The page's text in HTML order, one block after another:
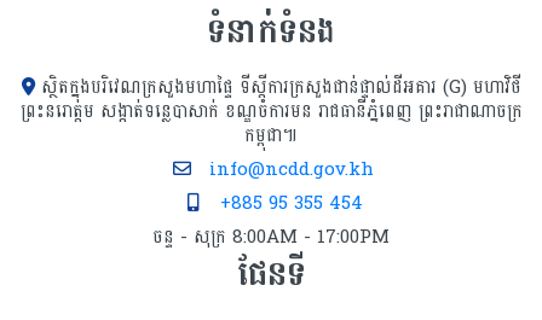
ទំនាក់ទំនង
ស្ថិតក្នុងបរិវេណក្រសួងមហាផ្ទៃ ទីស្ដីការក្រសួង​ជាន់ផ្ទាល់ដីអគារ (G) មហាវិថី
ព្រះនរោត្តម សង្កាត់ទន្លេបាសាក់ ខណ្ឌចំការមន រាជធានីភ្នំពេញ ព្រះរាជាណាចក្រ
កម្ពុជា៕
info@ncdd.gov.kh
+885 95 355 454
ចន្ទ - សុក្រ 8:00AM - 17:00PM
ផែនទី